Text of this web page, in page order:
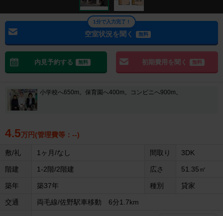
空室状況を聞く 無料
1分で入力完了！
内見予約する 無料 初期費用を聞く 無料
小学校へ650m。保育園へ400m。コンビニへ900m。
4.5万円(管理費等：--)
敷/礼 1ヶ月/なし 間取り 3DK
階建 1-2階/2階建 広さ 51.35㎡
築年 築37年 種別 貸家
交通 両毛線/佐野駅車移動 6分1.7km